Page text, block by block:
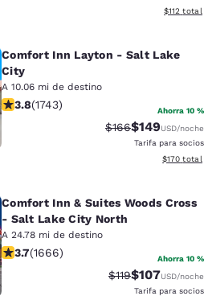
Ver
$112 total
Comfort Inn Layton - Salt Lake
City
A 10.06 mi de destino
calificación de 3.84 estrellas. Bueno.
3.8(1743) Ahorra 10 %
Precio tachado:
$166Precio con
$149USD/noche
Tarifa para socios
Ver
$170 total
Comfort Inn & Suites Woods Cross
- Salt Lake City North
A 24.78 mi de destino
calificación de 3.73 estrellas. Bueno.
3.7(1666) Ahorra 10 %
Precio tachado:
$119Precio con
$107USD/noche
Tarifa para socios